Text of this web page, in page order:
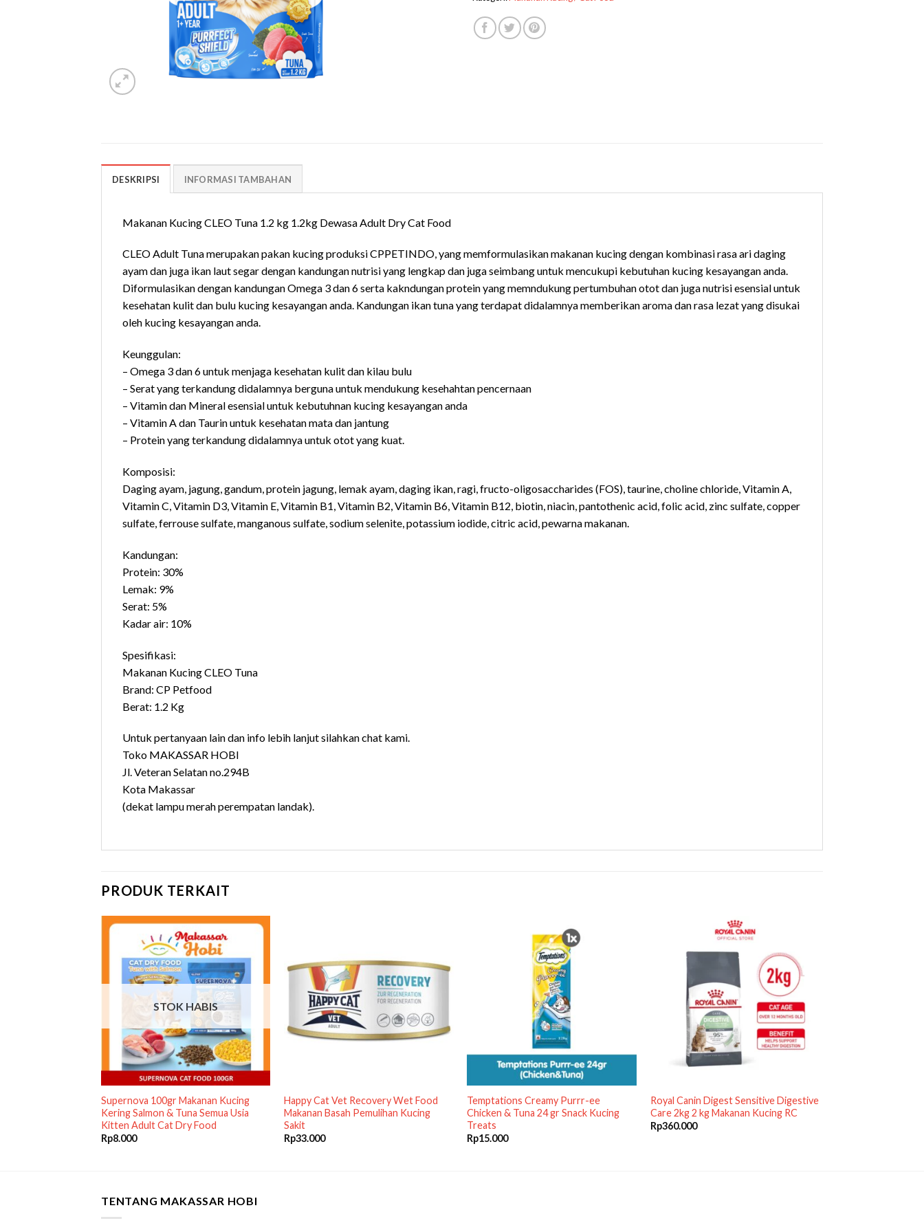
DESKRIPSI INFORMASI TAMBAHAN
Makanan Kucing CLEO Tuna 1.2 kg 1.2kg Dewasa Adult Dry Cat Food
CLEO Adult Tuna merupakan pakan kucing produksi CPPETINDO, yang memformulasikan makanan kucing dengan kombinasi rasa ari daging
ayam dan juga ikan laut segar dengan kandungan nutrisi yang lengkap dan juga seimbang untuk mencukupi kebutuhan kucing kesayangan anda.
Diformulasikan dengan kandungan Omega 3 dan 6 serta kakndungan protein yang memndukung pertumbuhan otot dan juga nutrisi esensial untuk
kesehatan kulit dan bulu kucing kesayangan anda. Kandungan ikan tuna yang terdapat didalamnya memberikan aroma dan rasa lezat yang disukai
oleh kucing kesayangan anda.
Keunggulan:
– Omega 3 dan 6 untuk menjaga kesehatan kulit dan kilau bulu
– Serat yang terkandung didalamnya berguna untuk mendukung kesehahtan pencernaan
– Vitamin dan Mineral esensial untuk kebutuhnan kucing kesayangan anda
– Vitamin A dan Taurin untuk kesehatan mata dan jantung
– Protein yang terkandung didalamnya untuk otot yang kuat.
Komposisi:
Daging ayam, jagung, gandum, protein jagung, lemak ayam, daging ikan, ragi, fructo-oligosaccharides (FOS), taurine, choline chloride, Vitamin A,
Vitamin C, Vitamin D3, Vitamin E, Vitamin B1, Vitamin B2, Vitamin B6, Vitamin B12, biotin, niacin, pantothenic acid, folic acid, zinc sulfate, copper
sulfate, ferrouse sulfate, manganous sulfate, sodium selenite, potassium iodide, citric acid, pewarna makanan.
Kandungan:
Protein: 30%
Lemak: 9%
Serat: 5%
Kadar air: 10%
Spesifikasi:
Makanan Kucing CLEO Tuna
Brand: CP Petfood
Berat: 1.2 Kg
Untuk pertanyaan lain dan info lebih lanjut silahkan chat kami.
Toko MAKASSAR HOBI
Jl. Veteran Selatan no.294B
Kota Makassar
(dekat lampu merah perempatan landak).
PRODUK TERKAIT
STOK HABIS
Supernova 100gr Makanan Kucing
Kering Salmon & Tuna Semua Usia
Kitten Adult Cat Dry Food
Rp8.000
Happy Cat Vet Recovery Wet Food
Makanan Basah Pemulihan Kucing
Sakit
Rp33.000
Temptations Creamy Purrr-ee
Chicken & Tuna 24 gr Snack Kucing
Treats
Rp15.000
Royal Canin Digest Sensitive Digestive
Care 2kg 2 kg Makanan Kucing RC
Rp360.000
TENTANG MAKASSAR HOBI